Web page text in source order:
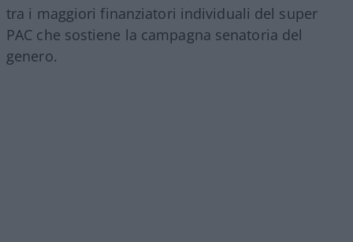
tra i maggiori finanziatori individuali del super
PAC che sostiene la campagna senatoria del
genero.